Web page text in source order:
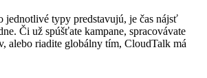
jednotlivé typy predstavujú, je čas nájsť
Či už spúšťate kampane, spracovávate
alebo riadite globálny tím, CloudTalk má